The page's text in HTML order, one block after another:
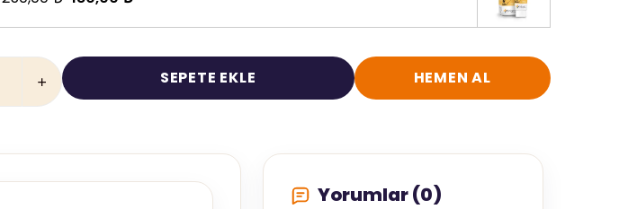
SEPETE EKLE HEMEN AL
Yorumlar (0)